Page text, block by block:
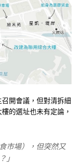
開會議，但對清拆細
的選址也未有定論，
市場），但突然又
」